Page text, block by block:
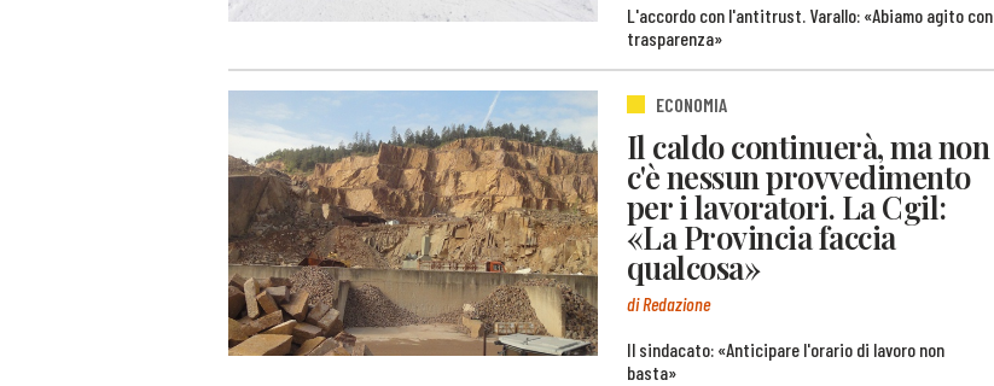
L'accordo con l'antitrust. Varallo: «Abiamo agito con
trasparenza»
ECONOMIA
Il caldo continuerà, ma non
c'è nessun provvedimento
per i lavoratori. La Cgil:
«La Provincia faccia
qualcosa»
di Redazione
Il sindacato: «Anticipare l'orario di lavoro non
basta»